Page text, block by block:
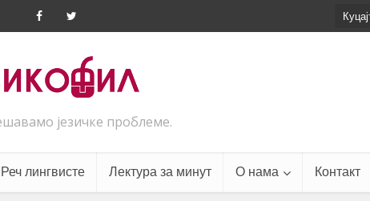
језичке проблеме.
Реч лингвисте Лектура за минут О нама Контакт